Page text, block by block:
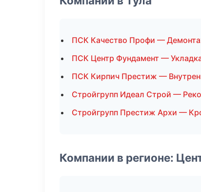
ПСК Качество Профи —
ПСК Центр Фундамент —
ПСК Кирпич Престиж —
Стройгрупп Идеал Строй —
Стройгрупп Престиж Архи —
Компании в регионе: